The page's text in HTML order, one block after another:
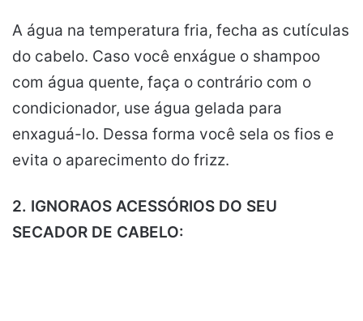
A água na temperatura fria, fecha as cutículas
do cabelo. Caso você enxágue o shampoo
com água quente, faça o contrário com o
condicionador, use água gelada para
enxaguá-lo. Dessa forma você sela os fios e
evita o aparecimento do frizz.
2. IGNORAOS ACESSÓRIOS DO SEU
SECADOR DE CABELO: